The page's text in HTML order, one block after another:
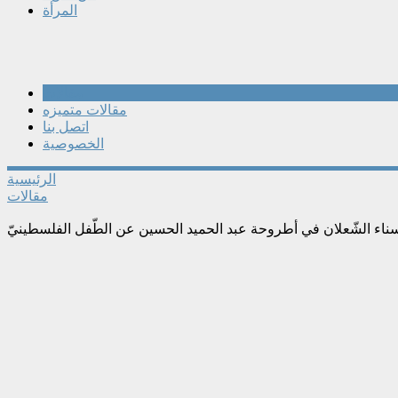
المرأة
مقالات متميزه
اتصل بنا
الخصوصية
الرئيسية
مقالات
الشّعلان في أطروحة عبد الحميد الحسين عن الطّفل الفلسطينيّ